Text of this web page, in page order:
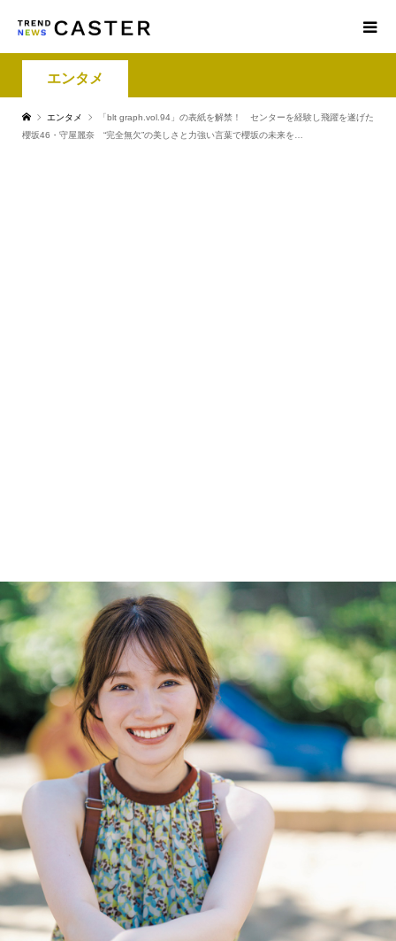
エンタメ
エンタメ
「blt graph.vol.94」の表紙を解禁！ センターを経験し飛躍を遂げた
櫻坂46・守屋麗奈 “完全無欠”の美しさと力強い言葉で櫻坂の未来を…